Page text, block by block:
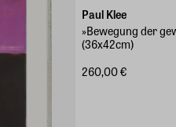
Paul Klee
»Bewegung der
(36x42cm)
260,00 €